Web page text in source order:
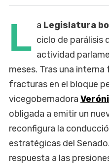
L a Legislatura
ciclo de parálisis
actividad
meses. Tras una
fracturas en el bloque
vicegobernadora
obligada a emitir un
reconfigura la
estratégicas del
respuesta a las